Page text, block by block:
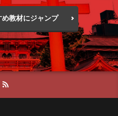
教材にジャンプ